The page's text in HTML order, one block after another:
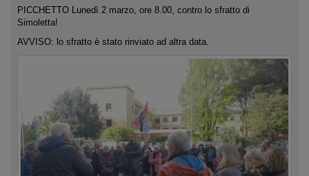
PICCHETTO Lunedì 2 marzo, ore 8.00, contro lo sfratto di
Simoletta!
AVVISO: lo sfratto è stato rinviato ad altra data.